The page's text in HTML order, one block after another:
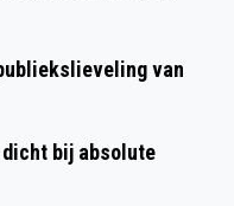
van
bij absolute